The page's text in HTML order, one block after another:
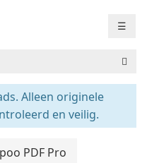
☰
Alleen originele
en veilig.
PDF Pro